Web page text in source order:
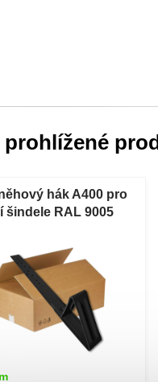
prohlížené
hák A400 pro
šindele RAL 9005
ks Protisněhový
pro střešní šindele
černá 100 ks